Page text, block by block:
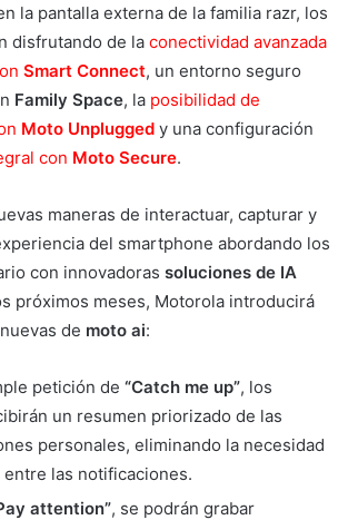
la pantalla externa de la familia razr, los
disfrutando de la conectividad avanzada
Smart Connect, un entorno seguro
Family Space, la posibilidad de
Moto Unplugged y una configuración
con Moto Secure.
maneras de interactuar, capturar y
del smartphone abordando los
con innovadoras soluciones de IA
próximos meses, Motorola introducirá
de moto ai:
petición de “Catch me up”, los
un resumen priorizado de las
personales, eliminando la necesidad
las notificaciones.
attention”, se podrán grabar